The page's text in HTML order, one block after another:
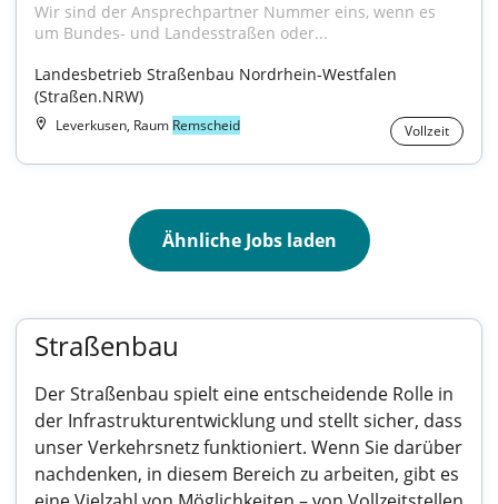
Wir sind der Ansprechpartner Nummer eins, wenn es
um Bundes- und Landesstraßen oder...
Landesbetrieb Straßenbau Nordrhein-Westfalen
(Straßen.NRW)
Leverkusen, Raum Remscheid Vollzeit
Ähnliche Jobs laden
Straßenbau
Der Straßenbau spielt eine entscheidende Rolle in
der Infrastrukturentwicklung und stellt sicher, dass
unser Verkehrsnetz funktioniert. Wenn Sie darüber
nachdenken, in diesem Bereich zu arbeiten, gibt es